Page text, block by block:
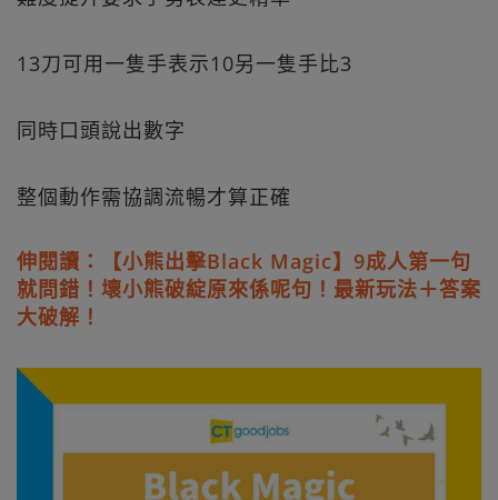
13刀可用一隻手表示10另一隻手比3
同時口頭說出數字
整個動作需協調流暢才算正確
伸閱讀：【小熊出擊Black Magic】9成人第一句
就問錯！壞小熊破綻原來係呢句！最新玩法＋答案
大破解！